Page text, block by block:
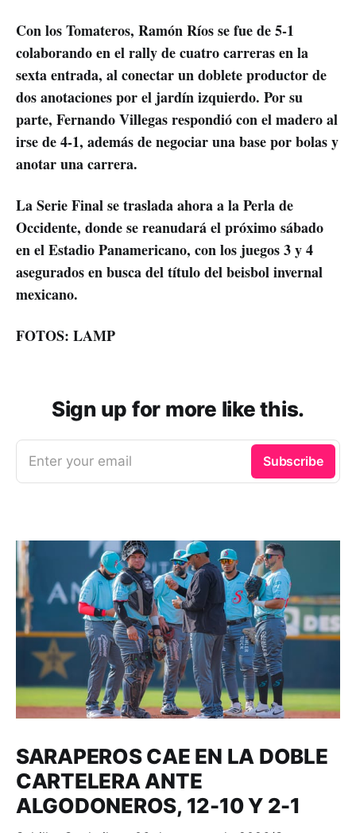
Con los Tomateros, Ramón Ríos se fue de 5-1
colaborando en el rally de cuatro carreras en la
sexta entrada, al conectar un doblete productor de
dos anotaciones por el jardín izquierdo. Por su
parte, Fernando Villegas respondió con el madero al
irse de 4-1, además de negociar una base por bolas y
anotar una carrera.
La Serie Final se traslada ahora a la Perla de
Occidente, donde se reanudará el próximo sábado
en el Estadio Panamericano, con los juegos 3 y 4
asegurados en busca del título del beisbol invernal
mexicano.
FOTOS: LAMP
Sign up for more like this.
Enter your email Subscribe
SARAPEROS CAE EN LA DOBLE
CARTELERA ANTE
ALGODONEROS, 12-10 Y 2-1